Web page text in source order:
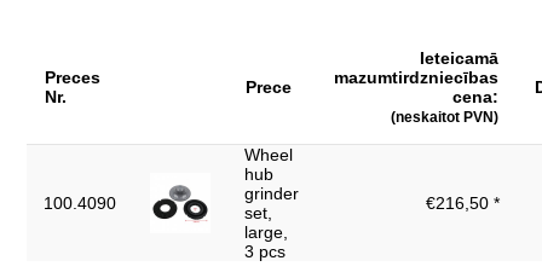
Pielietojuma joma -
instrumenti:
→ 100.4090
2
100 transportlīdzekļi uz vienu
disku
Preces
Nr.
Prece
Ieteicamā
mazumtirdzniecības
cena:
(neskaitot PVN)
100.4090
Wheel
hub
grinder
set,
large,
3 pcs
€216,50 *